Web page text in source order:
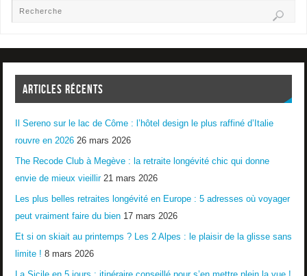
ARTICLES RÉCENTS
Il Sereno sur le lac de Côme : l’hôtel design le plus raffiné d’Italie
rouvre en 2026 26 mars 2026
The Recode Club à Megève : la retraite longévité chic qui donne
envie de mieux vieillir 21 mars 2026
Les plus belles retraites longévité en Europe : 5 adresses où voyager
peut vraiment faire du bien 17 mars 2026
Et si on skiait au printemps ? Les 2 Alpes : le plaisir de la glisse sans
limite ! 8 mars 2026